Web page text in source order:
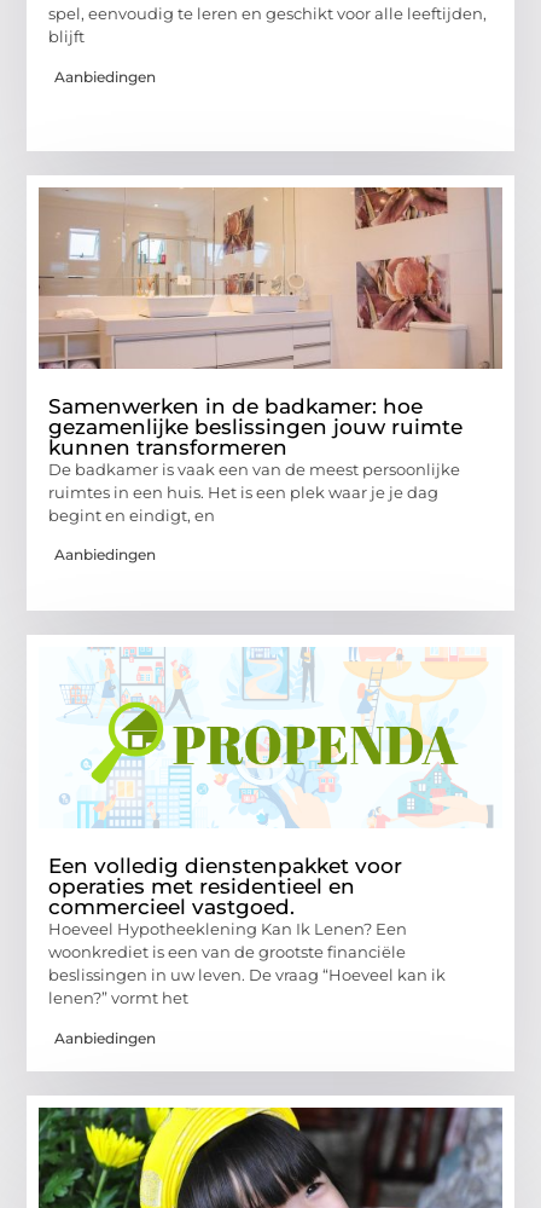
spel, eenvoudig te leren en geschikt voor alle leeftijden,
blijft
Aanbiedingen
Samenwerken in de badkamer: hoe
gezamenlijke beslissingen jouw ruimte
kunnen transformeren
De badkamer is vaak een van de meest persoonlijke
ruimtes in een huis. Het is een plek waar je je dag
begint en eindigt, en
Aanbiedingen
Een volledig dienstenpakket voor
operaties met residentieel en
commercieel vastgoed.
Hoeveel Hypotheeklening Kan Ik Lenen? Een
woonkrediet is een van de grootste financiële
beslissingen in uw leven. De vraag “Hoeveel kan ik
lenen?” vormt het
Aanbiedingen